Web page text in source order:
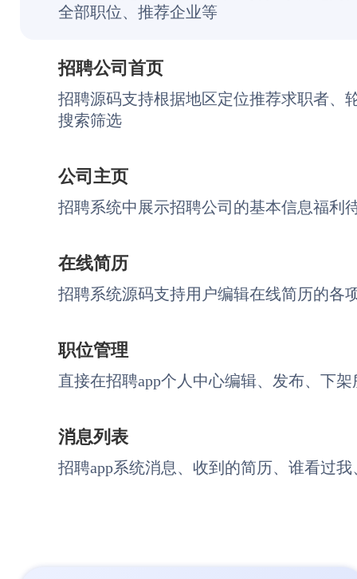
全部职位、推荐企业等
招聘公司首页
招聘源码支持根据地区定位推荐求职者、
搜索筛选
公司主页
招聘系统中展示招聘公司的基本信息福利
在线简历
招聘系统源码支持用户编辑在线简历的各
职位管理
直接在招聘app个人中心编辑、发布、下
消息列表
招聘app系统消息、收到的简历、谁看过